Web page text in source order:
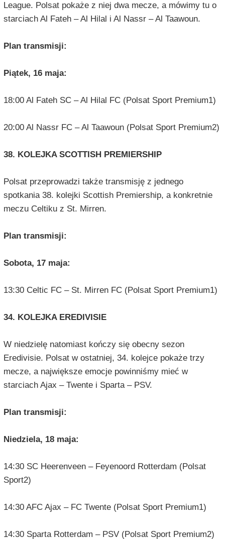
League. Polsat pokaże z niej dwa mecze, a mówimy tu o
starciach Al Fateh – Al Hilal i Al Nassr – Al Taawoun.
Plan transmisji:
Piątek, 16 maja:
18:00 Al Fateh SC – Al Hilal FC (Polsat Sport Premium1)
20:00 Al Nassr FC – Al Taawoun (Polsat Sport Premium2)
38. KOLEJKA SCOTTISH PREMIERSHIP
Polsat przeprowadzi także transmisję z jednego
spotkania 38. kolejki Scottish Premiership, a konkretnie
meczu Celtiku z St. Mirren.
Plan transmisji:
Sobota, 17 maja:
13:30 Celtic FC – St. Mirren FC (Polsat Sport Premium1)
34. KOLEJKA EREDIVISIE
W niedzielę natomiast kończy się obecny sezon
Eredivisie. Polsat w ostatniej, 34. kolejce pokaże trzy
mecze, a największe emocje powinniśmy mieć w
starciach Ajax – Twente i Sparta – PSV.
Plan transmisji:
Niedziela, 18 maja:
14:30 SC Heerenveen – Feyenoord Rotterdam (Polsat
Sport2)
14:30 AFC Ajax – FC Twente (Polsat Sport Premium1)
14:30 Sparta Rotterdam – PSV (Polsat Sport Premium2)